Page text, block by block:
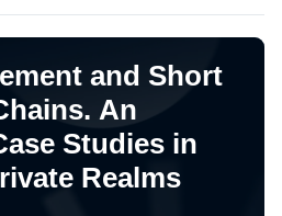
and Short
An
Studies in
Realms